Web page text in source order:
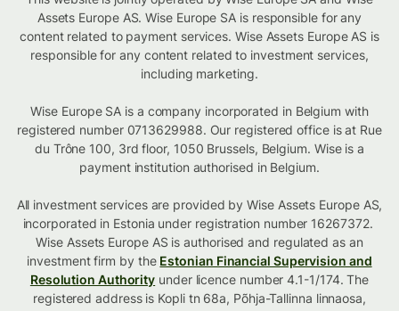
Assets Europe AS. Wise Europe SA is responsible for any
content related to payment services. Wise Assets Europe AS is
responsible for any content related to investment services,
including marketing.
Wise Europe SA is a company incorporated in Belgium with
registered number 0713629988. Our registered office is at Rue
du Trône 100, 3rd floor, 1050 Brussels, Belgium. Wise is a
payment institution authorised in Belgium.
All investment services are provided by Wise Assets Europe AS,
incorporated in Estonia under registration number 16267372.
Wise Assets Europe AS is authorised and regulated as an
investment firm by the Estonian Financial Supervision and
Resolution Authority under licence number 4.1-1/174. The
registered address is Kopli tn 68a, Põhja-Tallinna linnaosa,